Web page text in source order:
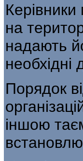
Керівники
на
надають
Порядок
іншою